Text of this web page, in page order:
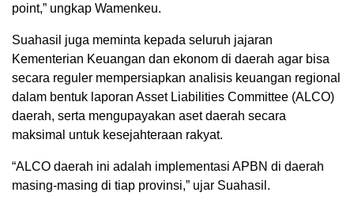
point,” ungkap Wamenkeu.
Suahasil juga meminta kepada seluruh jajaran
Kementerian Keuangan dan ekonom di daerah agar bisa
secara reguler mempersiapkan analisis keuangan regional
dalam bentuk laporan Asset Liabilities Committee (ALCO)
daerah, serta mengupayakan aset daerah secara
maksimal untuk kesejahteraan rakyat.
“ALCO daerah ini adalah implementasi APBN di daerah
masing-masing di tiap provinsi,” ujar Suahasil.